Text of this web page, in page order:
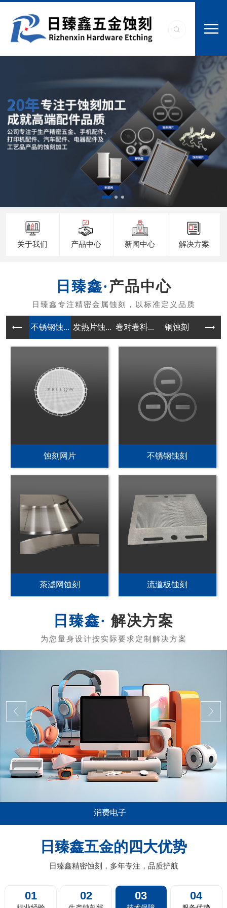
关于我们 产品中心 新闻中心 解决方案
产品中心
不锈钢蚀... 发热片蚀... 卷对卷料... 铜蚀刻
PI发热片蚀刻 不锈钢加热片蚀刻
PET发热片蚀刻 黄铜发热膜蚀刻
解决方案
板的音箱喇叭网面板，电视机及投影
机器人的蚀刻过滤网，剃须刀剃须网
片，汽车的...
薄0.01mm或以上
料带蚀刻，卷对
日臻鑫五金的四大优势
日臻鑫精密蚀刻，多年专注，品质护航
01 02 03 04